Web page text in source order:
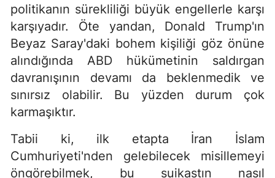
politikanın sürekliliği büyük engellerle karşı
karşıyadır. Öte yandan, Donald Trump'ın
Beyaz Saray'daki bohem kişiliği göz önüne
alındığında ABD hükümetinin saldırgan
davranışının devamı da beklenmedik ve
sınırsız olabilir. Bu yüzden durum çok
karmaşıktır.
Tabii ki, ilk etapta İran İslam
Cumhuriyeti'nden gelebilecek misillemeyi
öngörebilmek, bu suikastın nasıl